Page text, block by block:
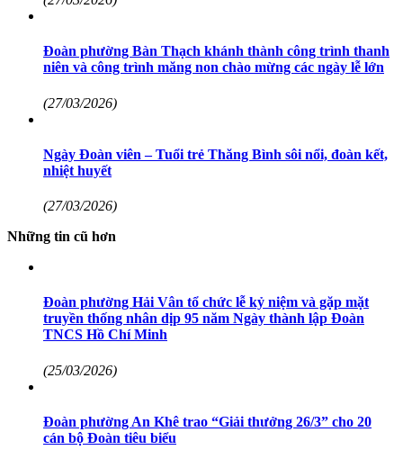
Đoàn phường Bàn Thạch khánh thành công trình thanh
niên và công trình măng non chào mừng các ngày lễ lớn
(27/03/2026)
Ngày Đoàn viên – Tuổi trẻ Thăng Bình sôi nổi, đoàn kết,
nhiệt huyết
(27/03/2026)
Những tin cũ hơn
Đoàn phường Hải Vân tổ chức lễ kỷ niệm và gặp mặt
truyền thống nhân dịp 95 năm Ngày thành lập Đoàn
TNCS Hồ Chí Minh
(25/03/2026)
Đoàn phường An Khê trao “Giải thưởng 26/3” cho 20
cán bộ Đoàn tiêu biểu